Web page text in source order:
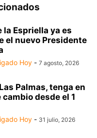
la Espriella ya es
el nuevo Presidente
Hoy - 7 agosto, 2026
Palmas, tenga en
desde el 1
Hoy - 31 julio, 2026